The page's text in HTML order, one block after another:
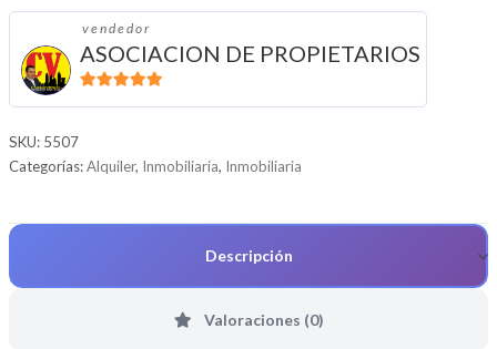
vendedor
ASOCIACION DE PROPIETARIOS
SKU: 5507
Categorías:Alquiler, Inmobiliaria, Inmobiliaria
Descripción
Valoraciones (0)